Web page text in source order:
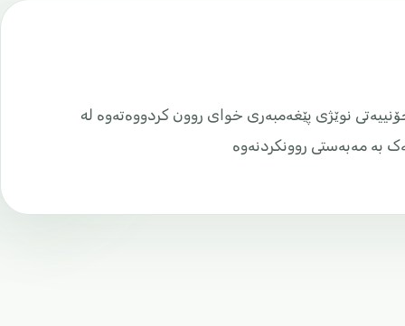
نوێژی پێغەمبەری خوای روون کردووەتەوە له
بە مەبەستی روونکردنەوە